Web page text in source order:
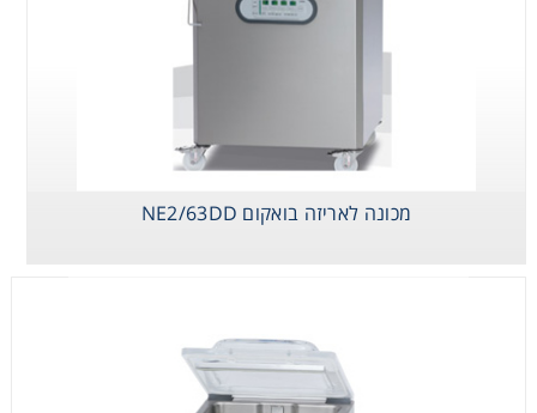
מכונה לאריזה בואקום NE2/63DD
מכונה לאריזה
בואקום MAX-F 46
VA